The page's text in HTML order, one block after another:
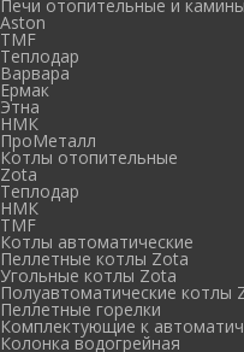
Печи отопительные и камины
Aston
TMF
Теплодар
Варвара
Ермак
Этна
НМК
ПроМеталл
Котлы отопительные
Zota
Теплодар
НМК
TMF
Котлы автоматические
Пеллетные котлы Zota
Угольные котлы Zota
Полуавтоматические котлы
Пеллетные горелки
Комплектующие к
Колонка водогрейная